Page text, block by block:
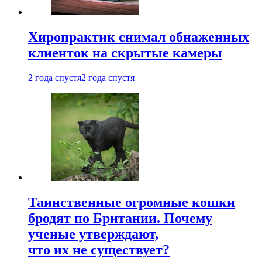
Хиропрактик снимал обнаженных
клиенток на скрытые камеры
2 года спустя2 года спустя
Таинственные огромные кошки
бродят по Британии. Почему
ученые утверждают,
что их не существует?